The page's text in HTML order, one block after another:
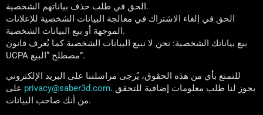
الحق في طلب حذف بياناتهم الشخصية.
الحق في إلغاء الاشتراك في معالجة البيانات الشخصية للإعلانات
الموجهة أو بيع البيانات الشخصية.
بيع بياناتك الشخصية: نحن لا نبيع البيانات الشخصية كما يُعرف قانون
UCPA مصطلح “البيع”.
للتمتع بأي من هذه الحقوق، يُرجى مراسلتنا على البريد الإلكتروني
privacy@saber3d.com. يجوز لنا طلب معلومات إضافية للتحقق
من أنك صاحب البيانات.